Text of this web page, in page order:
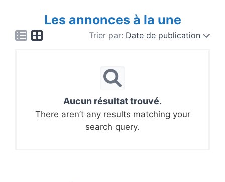
Les annonces à la une
Trier par: Date de publication
Aucun résultat trouvé.
There aren’t any results matching your
search query.